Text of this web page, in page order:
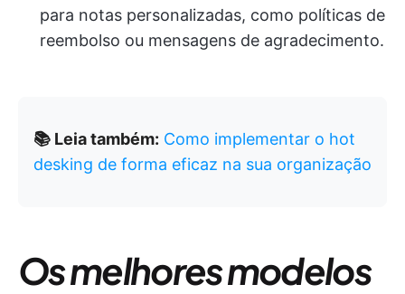
para notas personalizadas, como políticas de
reembolso ou mensagens de agradecimento.
📚 Leia também: Como implementar o hot
desking de forma eficaz na sua organização
Os melhores modelos